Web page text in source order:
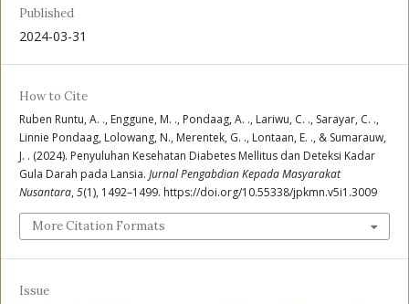
Published
2024-03-31
How to Cite
Ruben Runtu, A. ., Enggune, M. ., Pondaag, A. ., Lariwu, C. ., Sarayar, C. .,
Linnie Pondaag, Lolowang, N., Merentek, G. ., Lontaan, E. ., & Sumarauw,
J. . (2024). Penyuluhan Kesehatan Diabetes Mellitus dan Deteksi Kadar
Gula Darah pada Lansia. Jurnal Pengabdian Kepada Masyarakat
Nusantara, 5(1), 1492–1499. https://doi.org/10.55338/jpkmn.v5i1.3009
More Citation Formats
Issue